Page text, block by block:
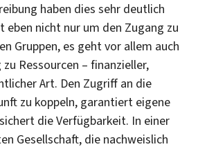
haben dies sehr deutlich
eben nicht nur um den Zugang zu
Gruppen, es geht vor allem auch
Ressourcen – finanzieller,
Art. Den Zugriff an die
zu koppeln, garantiert eigene
die Verfügbarkeit. In einer
Gesellschaft, die nachweislich